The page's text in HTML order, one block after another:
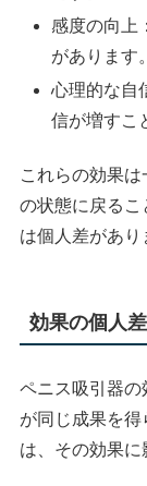
感度の向上
があります。
心理的な自
信が増すこ
これらの効果
の状態に戻るこ
は個人差があり
効果の個人
ペニス吸引器の
が同じ成果を
は、その効果に